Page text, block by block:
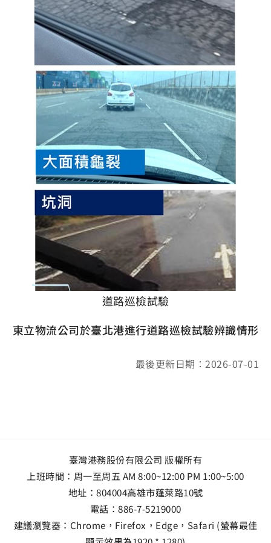
道路巡檢試驗
東立物流公司於臺北港進行道路巡檢試驗辨識情形
最後更新日期：2026-07-01
臺灣港務股份有限公司 版權所有
上班時間：周一至周五 AM 8:00~12:00 PM 1:00~5:00
地址： 804004高雄市蓬萊路10號
電話： 886-7-5219000
建議瀏覽器：Chrome，Firefox，Edge，Safari (螢幕最佳